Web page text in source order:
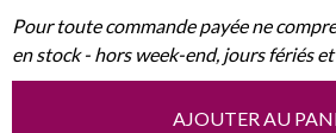
Pour toute commande payée ne
en stock - hors week-end, jours fériés
AJOUTER AU